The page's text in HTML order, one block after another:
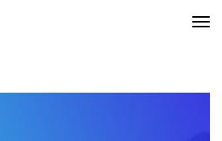
תפריט